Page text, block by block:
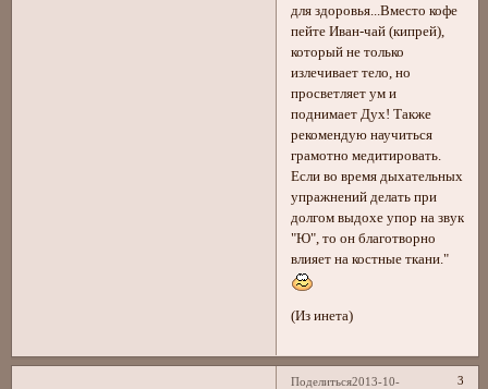
для здоровья...Вместо кофе
пейте Иван-чай (кипрей),
который не только
излечивает тело, но
просветляет ум и
поднимает Дух! Также
рекомендую научиться
грамотно медитировать.
Если во время дыхательных
упражнений делать при
долгом выдохе упор на звук
"Ю", то он благотворно
влияет на костные ткани."
(Из инета)
Поделиться 3
2013-10-